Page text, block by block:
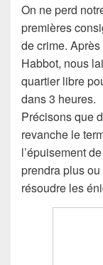
On ne perd
premières
de crime.
Habbot, nous
quartier libre
dans 3 heures.
Précisons que
revanche le
l’épuisement
prendra plus
résoudre les